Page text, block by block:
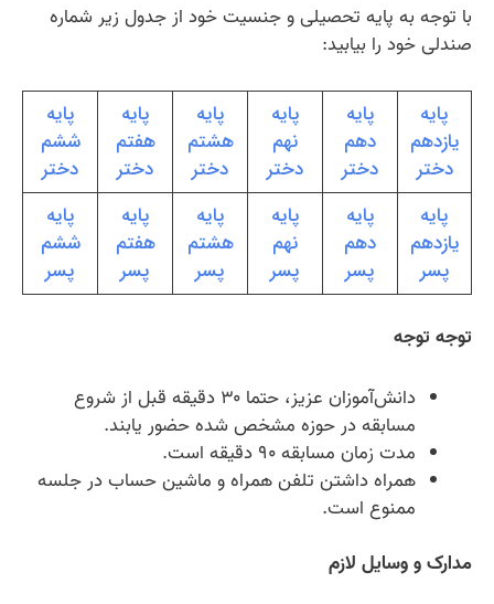
با توجه به پایه تحصیلی و جنسیت خود از جدول زیر شماره
صندلی خود را بیابید:
پایه
یازدهم
دختر
پایه
دهم
دختر
پایه
نهم
دختر
پایه
هشتم
دختر
پایه
هفتم
دختر
پایه
ششم
دختر
پایه
یازدهم
پسر
پایه
دهم
پسر
پایه
نهم
پسر
پایه
هشتم
پسر
پایه
هفتم
پسر
پایه
ششم
پسر
توجه توجه
دانش‌آموزان عزیز، حتما ۳۰ دقیقه قبل از شروع
مسابقه در حوزه مشخص شده حضور یابند.
مدت زمان مسابقه ۹۰ دقیقه است.
همراه داشتن تلفن همراه و ماشین حساب در جلسه
ممنوع است.
مدارک و وسایل لازم